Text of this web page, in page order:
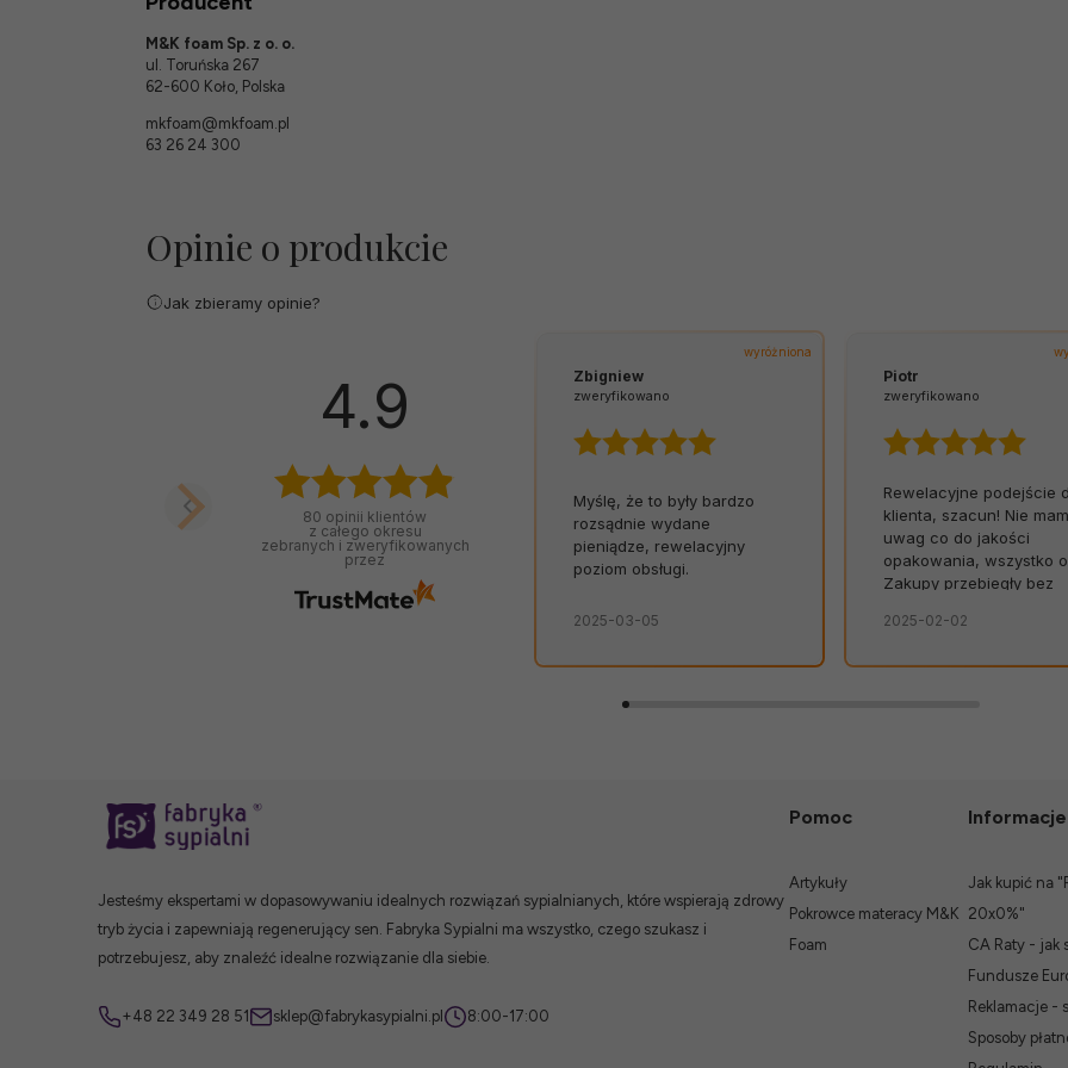
M&K foam Sp. z o. o.
ul. Toruńska 267
62-600 Koło, Polska
mkfoam@mkfoam.pl
63 26 24 300
Opinie o produkcie
Jak zbieramy opinie?
4.9
80 opinii klientów
z całego okresu
zebranych i zweryfikowanych
przez
zweryfikowano
Myślę, że to były bardzo
rozsądnie wydane
pieniądze, rewelacyjny
poziom obsługi.
wyróżniona
Piotr
zweryfikowano
Rewelacyjne podejście do
klienta, szacun! Nie mam
uwag co do jakości
opakowania, wszystko ok.
Zakupy przebiegły bez
bezpiecznie, bez
2025-02-02
Izabela
zweryfikowano
Obsługa klienta jest
profesjonalna i
Rzetelne, wiarygodne
informacje na stronie
dotyczące produktów i
atut sklepu. 💪🔥
w tym miesiącu
Jesteśmy ekspertami w dopasowywaniu idealnych rozwiązań sypialnianych, które wspierają zdrowy
tryb życia i zapewniają regenerujący sen. Fabryka Sypialni ma wszystko, czego szukasz i
potrzebujesz, aby znaleźć idealne rozwiązanie dla siebie.
+48 22 349 28 51 sklep@fabrykasypialni.pl 8:00-17:00
Pomoc
Artykuły
Pokrowce materacy M&K
Foam
Informacje
Jak kupić na
20x0%"
CA Raty - jak
Fundusze
Reklamacje -
Sposoby